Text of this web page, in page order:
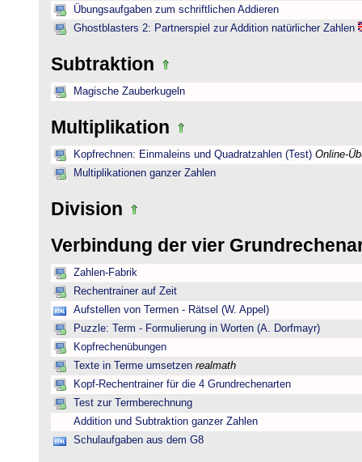
Übungsaufgaben zum schriftlichen Addieren
Ghostblasters 2: Partnerspiel zur Addition natürlicher Zahlen
Subtraktion
Magische Zauberkugeln
Multiplikation
Kopfrechnen: Einmaleins und Quadratzahlen (Test) Online-
Multiplikationen ganzer Zahlen
Division
Verbindung der vier
Zahlen-Fabrik
Rechentrainer auf Zeit
Aufstellen von Termen - Rätsel (W. Appel)
Puzzle: Term - Formulierung in Worten (A. Dorfmayr)
Kopfrechenübungen
Texte in Terme umsetzen realmath
Kopf-Rechentrainer für die 4 Grundrechenarten
Test zur Termberechnung
Addition und Subtraktion ganzer Zahlen
Schulaufgaben aus dem G8